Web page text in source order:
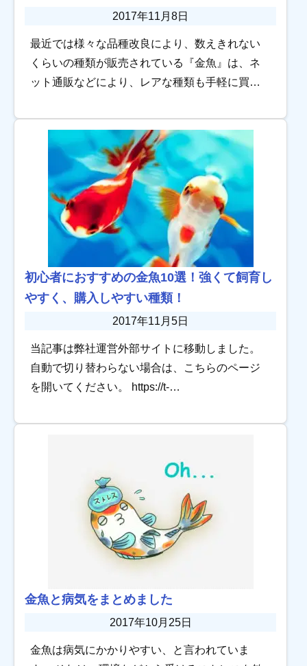
2017年11月8日
最近では様々な品種改良により、数えきれない
くらいの種類が販売されている『金魚』は、ネ
ット通販などにより、レアな種類も手軽に買え
金魚は、水草の緑色とも相性抜群です。水草の
中を泳ぐ […]
初心者におすすめの金魚10選！強くて飼育し
やすく、購入しやすい種類！
2017年11月5日
当記事は弊社運営外部サイトに移動しました。
自動で切り替わらない場合は、こちらのページ
を開いてください。 https://t-
島金魚に […]
金魚と病気をまとめました
2017年10月25日
金魚は病気にかかりやすい、と言われていま